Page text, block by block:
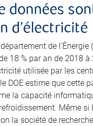
données
d’électricité
de
18 % par an de 2018
utilisée par les
DOE estime que cette
la capacité
Même
la société de